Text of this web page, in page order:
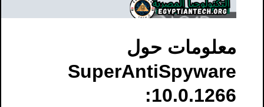
معلومات حول
SuperAntiSpyware
10.0.1266: